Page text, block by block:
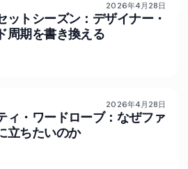
88% 72
2026年4月28日
ットシーズン：デザイナー・
周期を書き換える
87% 67
2026年4月28日
ィ・ワードローブ：なぜファ
立ちたいのか